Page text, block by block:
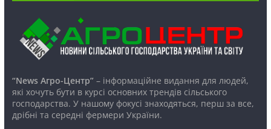
“News Агро-Центр”– інформаційне видання для людей,
які хочуть бути в курсі основних трендів сільського
господарства. У нашому фокусі знаходяться, перш за все,
дрібні та середні фермери України.